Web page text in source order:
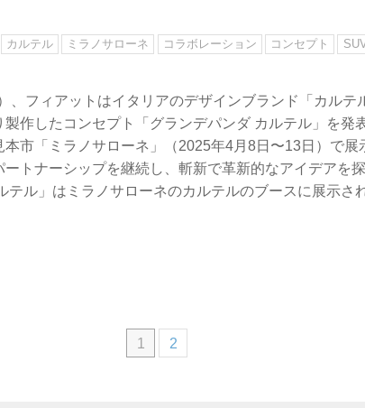
カルテル ミラノサローネ コラボレーション コンセプト
、フィアットはイタリアのデザインブランド「カルテ
作したコンセプト「グランデパンダ カルテル」を発
市「ミラノサローネ」（2025年4月8日〜13日）で展
ートナーシップを継続し、斬新で革新的なアイデアを
テル」はミラノサローネのカルテルのブースに展示さ
1 2